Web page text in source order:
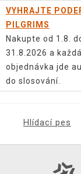
VYHRAJTE
PILGRIMS
Nakupte od 1.8.
31.8.2026 a
objednávka jde
do slosování.
Hlídací pes